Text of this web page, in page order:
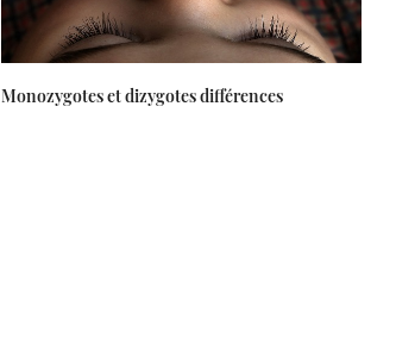
Monozygotes et dizygotes différences